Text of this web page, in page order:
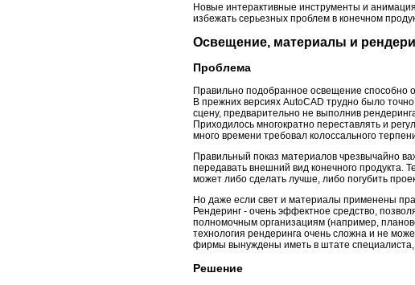
Новые интерактивные инструменты и
избежать серьезных проблем в конечном
Освещение, материалы и
Проблема
Правильно подобранное освещение способно
В прежних версиях AutoCAD трудно было
сцену, предварительно не выполнив
Приходилось многократно переставлять и
много времени требовал колоссального
Правильный показ материалов чрезвычайно
передавать внешний вид конечного продукта.
может либо сделать лучше, либо погубить
Но даже если свет и материалы применены
Рендеринг - очень эффектное средство,
полномочным организациям (например,
технология рендеринга очень сложна и не
фирмы вынуждены иметь в штате
Решение